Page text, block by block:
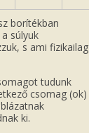
borítékban
súlyuk
s ami fizikailag
tudunk
csomag (ok)
ki.